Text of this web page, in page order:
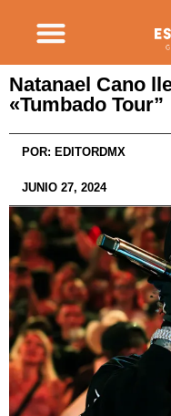
Natanael Cano
«Tumbado Tour”
POR: EDITORDMX
JUNIO 27, 2024